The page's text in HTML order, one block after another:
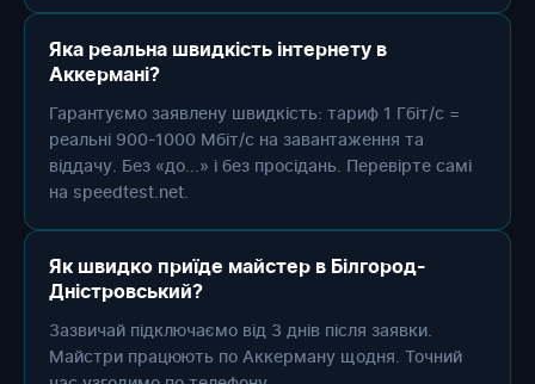
Яка реальна швидкість інтернету в
Аккермані?
Гарантуємо заявлену швидкість: тариф 1 Гбіт/с =
реальні 900-1000 Мбіт/с на завантаження та
віддачу. Без «до...» і без просідань. Перевірте самі
на speedtest.net.
Як швидко приїде майстер в Білгород-
Дністровський?
Зазвичай підключаємо від 3 днів після заявки.
Майстри працюють по Аккерману щодня. Точний